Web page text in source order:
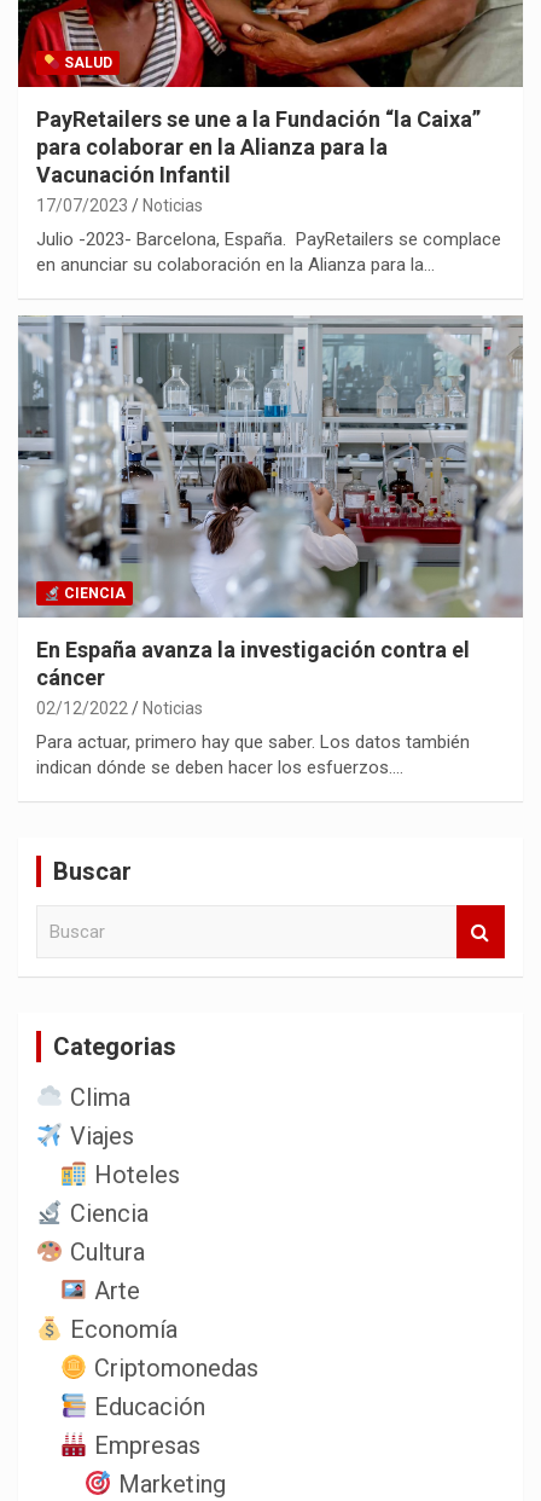
SALUD
PayRetailers se une a la Fundación “la Caixa”
para colaborar en la Alianza para la
Vacunación Infantil
17/07/2023 Noticias
Julio -2023- Barcelona, España. PayRetailers se complace
en anunciar su colaboración en la Alianza para la…
CIENCIA
En España avanza la investigación contra el
cáncer
02/12/2022 Noticias
Para actuar, primero hay que saber. Los datos también
indican dónde se deben hacer los esfuerzos.…
Buscar
Categorias
Clima
Viajes
Hoteles
Ciencia
Cultura
Arte
Economía
Criptomonedas
Educación
Empresas
Marketing